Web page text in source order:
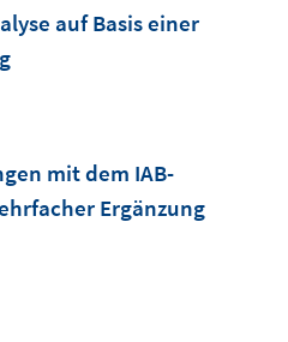
auf Basis einer
mit dem IAB-
Ergänzung